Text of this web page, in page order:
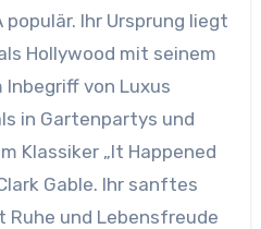
populär. Ihr Ursprung liegt
Hollywood mit seinem
von Luxus
in Gartenpartys und
Klassiker „It Happened
Gable. Ihr sanftes
Ruhe und Lebensfreude